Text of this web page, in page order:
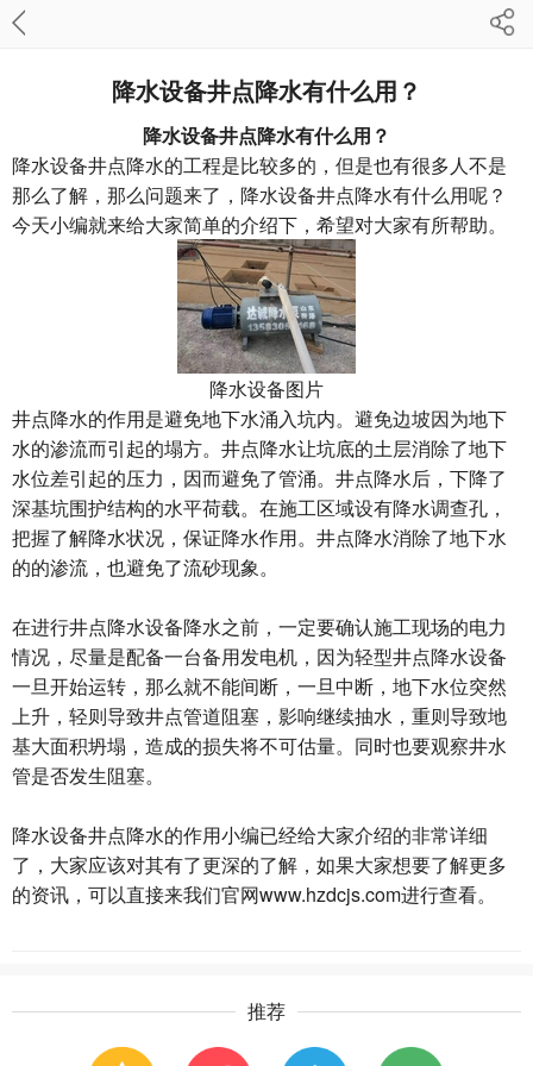
降水设备井点降水有什么用？
降水设备井点降水有什么用？
降水设备井点降水的工程是比较多的，但是也有很多人不是
那么了解，那么问题来了，降水设备井点降水有什么用呢？
今天小编就来给大家简单的介绍下，希望对大家有所帮助。
降水设备图片
井点降水的作用是避免地下水涌入坑内。避免边坡因为地下
水的渗流而引起的塌方。井点降水让坑底的土层消除了地下
水位差引起的压力，因而避免了管涌。井点降水后，下降了
深基坑围护结构的水平荷载。在施工区域设有降水调查孔，
把握了解降水状况，保证降水作用。井点降水消除了地下水
的的渗流，也避免了流砂现象。
在进行井点降水设备降水之前，一定要确认施工现场的电力
情况，尽量是配备一台备用发电机，因为轻型井点降水设备
一旦开始运转，那么就不能间断，一旦中断，地下水位突然
上升，轻则导致井点管道阻塞，影响继续抽水，重则导致地
基大面积坍塌，造成的损失将不可估量。同时也要观察井水
管是否发生阻塞。
降水设备井点降水的作用小编已经给大家介绍的非常详细
了，大家应该对其有了更深的了解，如果大家想要了解更多
的资讯，可以直接来我们官网www.hzdcjs.com进行查看。
推荐